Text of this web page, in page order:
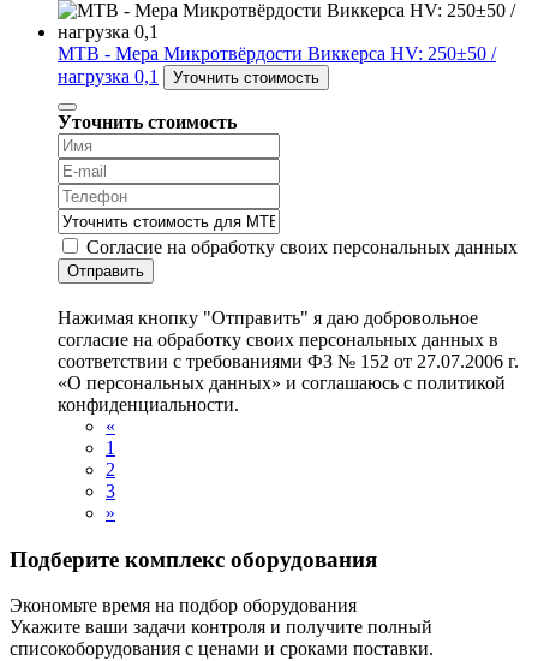
МТВ - Мера Микротвёрдости Виккерса HV: 250±50 /
нагрузка 0,1
Уточнить стоимость
Уточнить стоимость
Согласие на обработку своих персональных данных
Отправить
Нажимая кнопку "Отправить" я даю добровольное
согласие на обработку своих персональных данных в
соответствии с требованиями ФЗ № 152 от 27.07.2006 г.
«О персональных данных» и соглашаюсь с политикой
конфиденциальности.
«
1
2
3
»
Подберите комплекс оборудования
Экономьте время на подбор оборудования
Укажите ваши задачи контроля и получите полный
списокоборудования с ценами и сроками поставки.